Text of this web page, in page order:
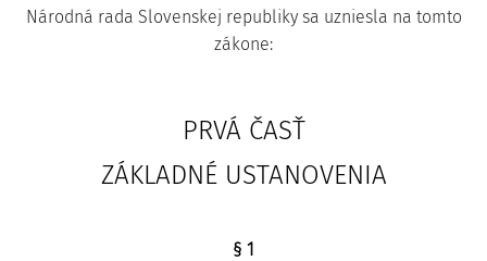
Národná rada Slovenskej republiky sa uzniesla na tomto
zákone:
PRVÁ ČASŤ
ZÁKLADNÉ USTANOVENIA
§ 1